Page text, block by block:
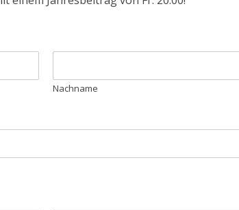
Nachname